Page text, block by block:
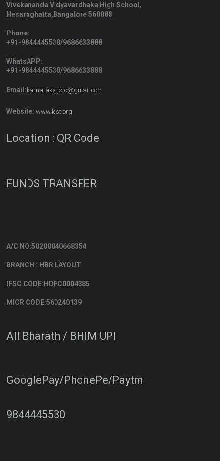
Vivekananda Vidyavardhaka High School,
Hesaraghatta,Bangalore 560088
Phone:
+91-9844445530/9686633888
WhatsAPP:
+91-9844445530/9686633888
Email:karnataka.jsto@gmail.com
Website: www.kjst.org
Location : QR Code
FUNDS TRANSFER
A/C NO:50200040668354
BRANCH : HBR LAYOUT
IFSC CODE:HDFC0004385
MICR CODE:560240139
All Bharath / BHIM UPI
GooglePay/PhonePe/Paytm
9844445530